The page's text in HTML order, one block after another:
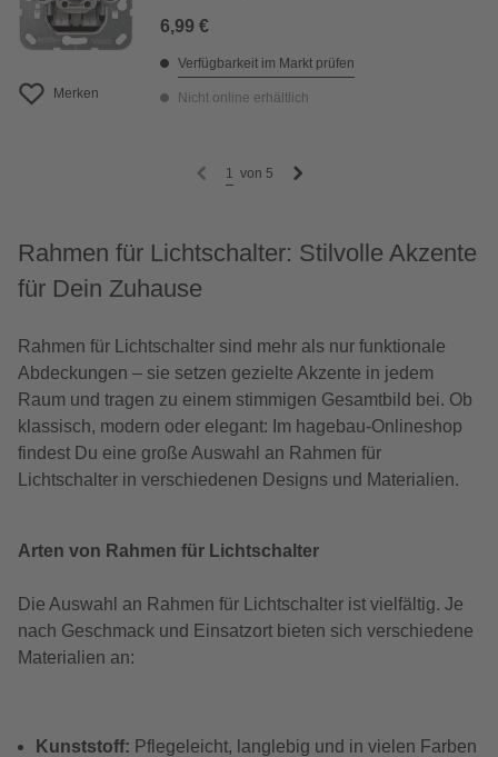
Merken
6,99 €
Verfügbarkeit im Markt prüfen
Nicht online erhältlich
1 von 5
Rahmen für Lichtschalter: Stilvolle Akzente
für Dein Zuhause
Rahmen für Lichtschalter sind mehr als nur funktionale
Abdeckungen – sie setzen gezielte Akzente in jedem
Raum und tragen zu einem stimmigen Gesamtbild bei. Ob
klassisch, modern oder elegant: Im hagebau-Onlineshop
findest Du eine große Auswahl an Rahmen für
Lichtschalter in verschiedenen Designs und Materialien.
Arten von Rahmen für Lichtschalter
Die Auswahl an Rahmen für Lichtschalter ist vielfältig. Je
nach Geschmack und Einsatzort bieten sich verschiedene
Materialien an:
Kunststoff: Pflegeleicht, langlebig und in vielen Farben